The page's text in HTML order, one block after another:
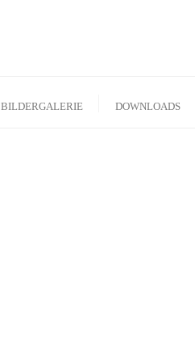
BILDERGALERIE DOWNLOADS